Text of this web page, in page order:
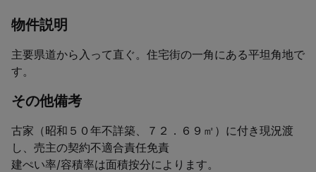
物件説明
主要県道から入って直ぐ。住宅街の一角にある平坦角地で
す。
その他備考
古家（昭和５０年不詳築、７２．６９㎡）に付き現況渡
し、売主の契約不適合責任免責
建ぺい率/容積率は面積按分によります。